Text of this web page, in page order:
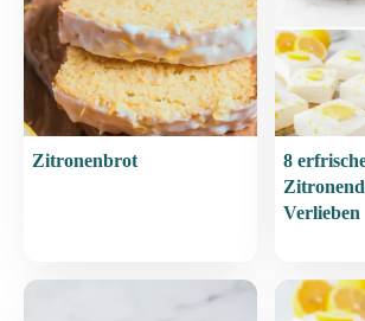
Zitronenbrot
8
Verlieben